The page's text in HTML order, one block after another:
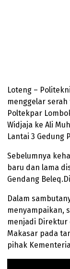
Loteng –
menggelar
Poltekpar
Widjaja ke Ali
Lantai 3 Gedung
Sebelumnya
baru dan lama
Gendang
Dalam
menyampaikan,
menjadi
Makasar pada
pihak